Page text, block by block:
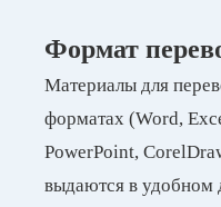
Формат
Материалы для
форматах (Word,
PowerPoint,
выдаются в удобном